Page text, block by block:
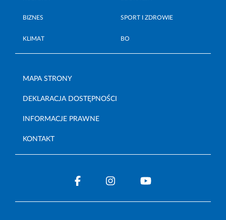
BIZNES SPORT I ZDROWIE
KLIMAT BO
MAPA STRONY
DEKLARACJA DOSTĘPNOŚCI
INFORMACJE PRAWNE
KONTAKT